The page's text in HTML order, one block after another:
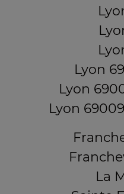
Lyon
Lyon
Lyon
La